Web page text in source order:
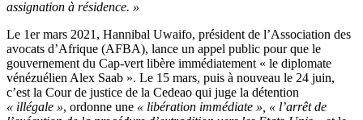
assignation à résidence. »
Le 1er mars 2021, Hannibal Uwaifo, président de l’Association des
avocats d’Afrique (AFBA), lance un appel public pour que le
gouvernement du Cap-vert libère immédiatement « le diplomate
vénézuélien Alex Saab ». Le 15 mars, puis à nouveau le 24 juin,
c’est la Cour de justice de la Cedeao qui juge la détention
« illégale », ordonne une « libération immédiate », « l’arrêt de